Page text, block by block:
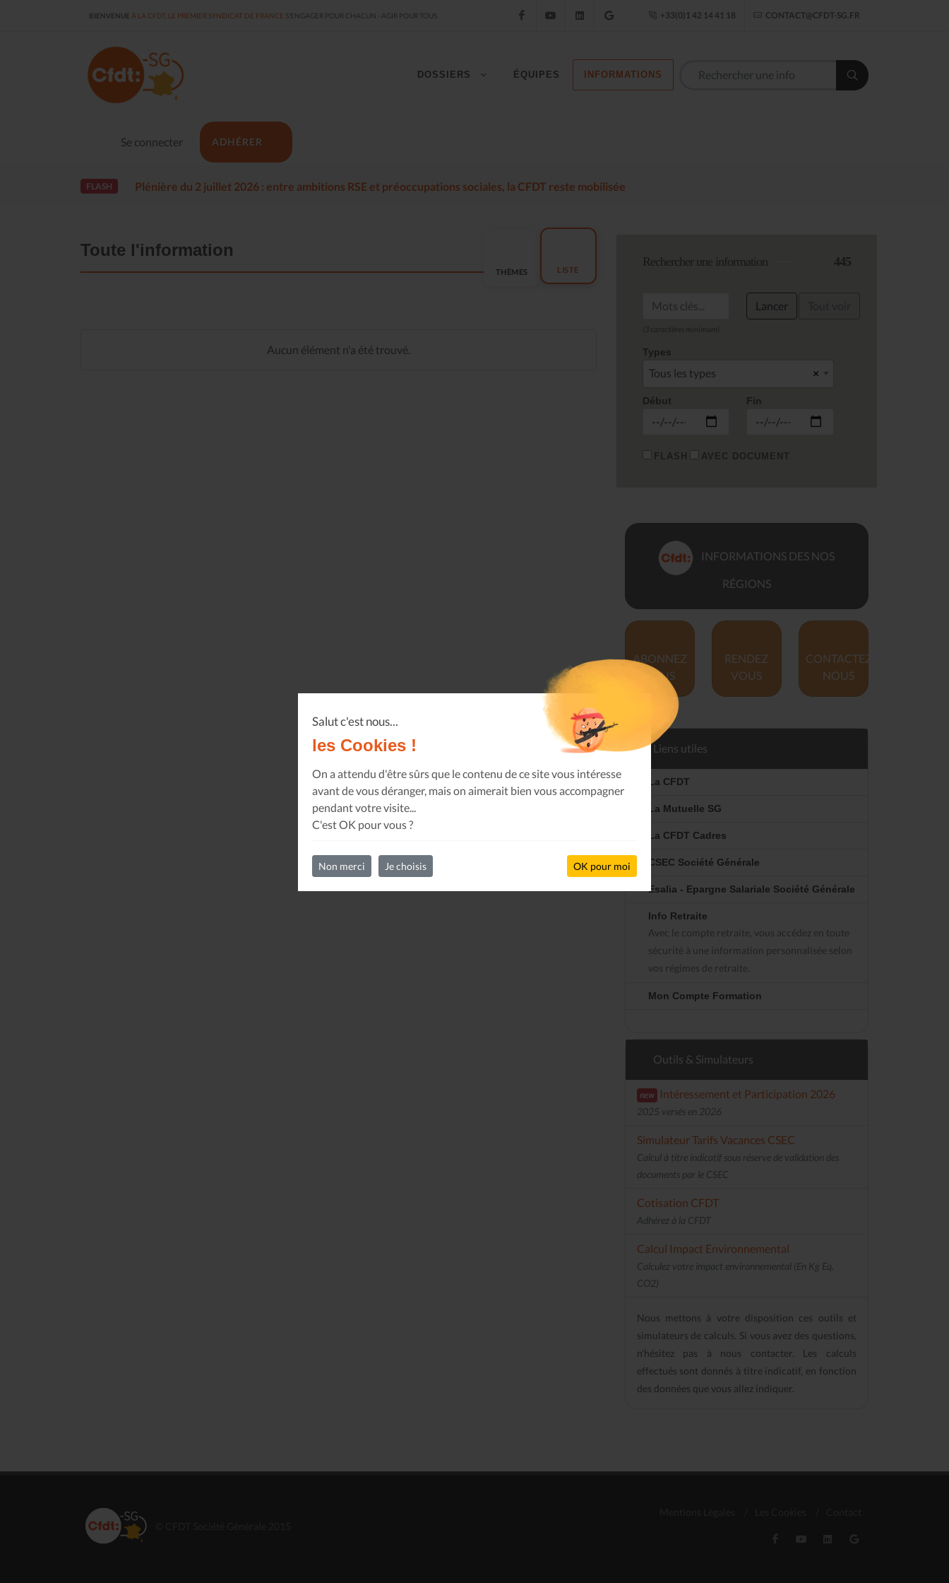
Salut c'est nous...
les Cookies !
On a attendu d'être sûrs que le contenu de ce site vous intéresse
avant de vous déranger, mais on aimerait bien vous accompagner
pendant votre visite...
C'est OK pour vous ?
Non merci Je choisis OK pour moi
BIENVENUE À LA CFDT, LE PREMIER SYNDICAT DE FRANCE S'ENGAGER POUR CHACUN - AGIR POUR TOUS FacebookYouTube LinkedIn Google Établissement
+33(0)1 42 14 41 18 CONTACT@CFDT-SG.FR
Se connecter ADHÉRER
DOSSIERS ÉQUIPES INFORMATIONS
FLASH Plénière du 2 juillet 2026 : entre ambitions RSE et préoccupations sociales, la CFDT reste mobilisée
Toute l'information
THÈMES LISTE
Aucun élément n'a été trouvé.
Rechercher une information 445
Lancer
Types
×
Tous les types
Début Fin
FLASH AVEC DOCUMENT
INFORMATIONS DES NOS
RÉGIONS
ABONNEZ
VOUS
RENDEZ
VOUS
CONTACTEZ
NOUS
Liens utiles
La CFDT
La Mutuelle SG
La CFDT Cadres
CSEC Société Générale
Esalia - Epargne Salariale Société Générale
Info Retraite
Avec le compte retraite, vous accédez en toute
sécurité à une information personnalisée selon
vos régimes de retraite.
Mon Compte Formation
Outils & Simulateurs
new Intéressement et Participation 2026
2025 versés en 2026
Simulateur Tarifs Vacances CSEC
Calcul à titre indicatif sous réserve de validation des
documents par le CSEC
Cotisation CFDT
Adhérez à la CFDT
Calcul Impact Environnemental
Calculez votre impact environnemental (En Kg Eq.
CO2)
Nous mettons à votre disposition ces outils et
simulateurs de calculs. Si vous avez des questions,
n'hésitez pas à nous contacter. Les calculs
effectués sont donnés à titre indicatif, en fonction
des données que vous allez indiquer.